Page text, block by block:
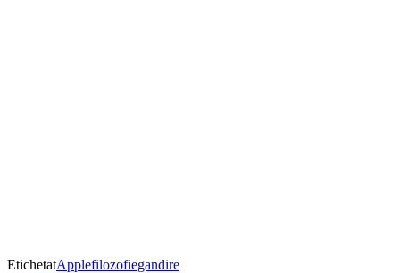
EtichetatApplefilozofiegandire